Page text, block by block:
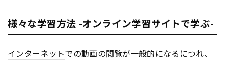
様々な学習方法 -オンライン学習サイトで学ぶ-
インターネットでの動画の閲覧が一般的になるにつれ、